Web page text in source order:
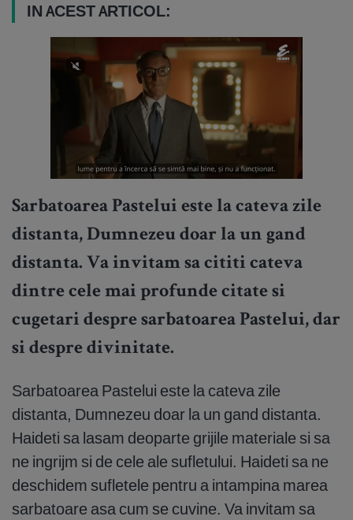
IN ACEST ARTICOL:
Sarbatoarea Pastelui este la cateva zile
distanta, Dumnezeu doar la un gand
distanta. Va invitam sa cititi cateva
dintre cele mai profunde citate si
cugetari despre sarbatoarea Pastelui, dar
si despre divinitate.
Sarbatoarea Pastelui este la cateva zile
distanta, Dumnezeu doar la un gand distanta.
Haideti sa lasam deoparte grijile materiale si sa
ne ingrijm si de cele ale sufletului. Haideti sa ne
deschidem sufletele pentru a intampina marea
sarbatoare asa cum se cuvine. Va invitam sa